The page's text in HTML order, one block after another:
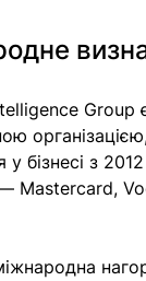
Group
у бізнесі з
Mastercard,